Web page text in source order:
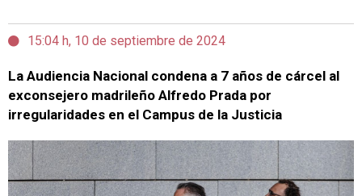
15:04 h, 10 de septiembre de 2024
La Audiencia Nacional condena a 7 años de cárcel al
exconsejero madrileño Alfredo Prada por
irregularidades en el Campus de la Justicia